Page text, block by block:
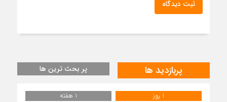
ثبت دیدگاه
پربازدید ها پر بحث ترین ها
1 روز 1 هفته